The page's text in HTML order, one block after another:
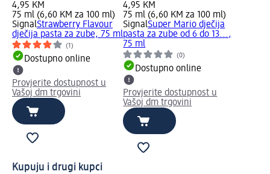
4,95 KM
75 ml (6,60 KM za 100 ml)
SignalStrawberry Flavour
dječija pasta za zube, 75 ml
(1)
Dostupno online
Provjerite dostupnost u
Vašoj dm trgovini
4,95 KM
75 ml (6,60 KM za 100 ml)
SignalSuper Mario dječija
pasta za zube od 6 do 13...,
75 ml
(0)
Dostupno online
Provjerite dostupnost u
Vašoj dm trgovini
Kupuju i drugi kupci